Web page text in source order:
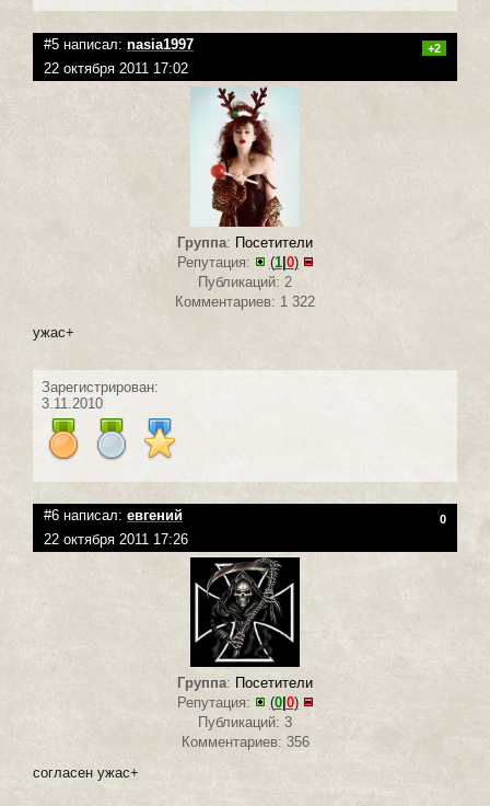
#5 написал: nasia1997 +2
22 октября 2011 17:02
Группа: Посетители
Репутация:
(1| 0)
Публикаций: 2
Комментариев: 1 322
ужас+
Зарегистрирован:
3.11.2010
#6 написал: евгений 0
22 октября 2011 17:26
Группа: Посетители
Репутация:
(0| 0)
Публикаций: 3
Комментариев: 356
согласен ужас+